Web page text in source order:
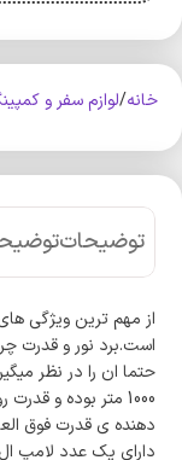
خانه لوازم سفر و
توضیحات
از مهم ترین ویژگی
است.برد نور و قدرت
دهنده ی قدرت فوق